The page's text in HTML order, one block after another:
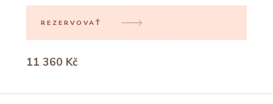
REZERVOVAŤ
11 360 Kč